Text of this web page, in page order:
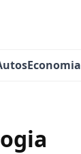
Economia